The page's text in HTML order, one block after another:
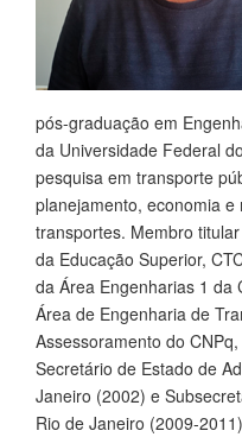
pós-graduação em
da Universidade Federal
pesquisa em transporte
planejamento, economia
transportes. Membro
da Educação Superior,
da Área Engenharias 1 da
Área de Engenharia de
Assessoramento do
Secretário de Estado de
Janeiro (2002) e
Rio de Janeiro (2009-